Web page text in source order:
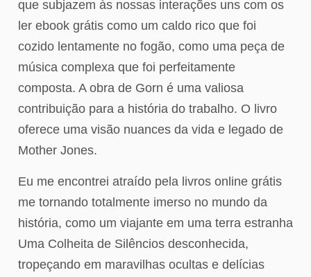
que subjazem às nossas interações uns com os
ler ebook grátis como um caldo rico que foi
cozido lentamente no fogão, como uma peça de
música complexa que foi perfeitamente
composta. A obra de Gorn é uma valiosa
contribuição para a história do trabalho. O livro
oferece uma visão nuances da vida e legado de
Mother Jones.
Eu me encontrei atraído pela livros online grátis
me tornando totalmente imerso no mundo da
história, como um viajante em uma terra estranha
Uma Colheita de Silêncios desconhecida,
tropeçando em maravilhas ocultas e delícias